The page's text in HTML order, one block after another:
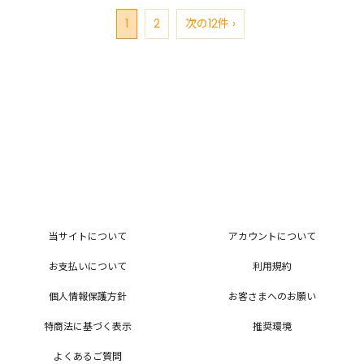
1 2 次の12件 ›
当サイトについて アカウントについて
お支払いについて 利用規約
個人情報保護方針 お客さまへのお願い
特商法に基づく表示 推奨環境
よくあるご質問